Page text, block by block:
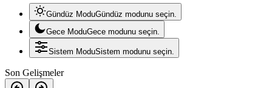
Gündüz ModuGündüz modunu seçin.
Gece ModuGece modunu seçin.
Sistem ModuSistem modunu seçin.
Son Gelişmeler